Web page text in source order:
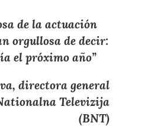
de la actuación
orgullosa de decir:
el próximo año”
directora general
Televizija
(BNT)